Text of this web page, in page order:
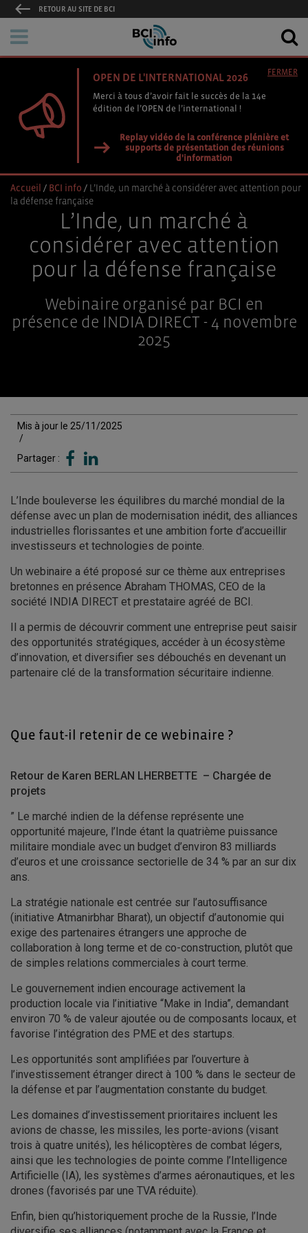
RETOUR AU SITE DE BCI
OPEN DE L'INTERNATIONAL 2026
Merci à tous d’avoir fait le succès de la 14e
édition de l’OPEN de l’international !
Replay vidéo de la conférence plénière et
supports de présentation des réunions
d'information
FERMER
Accueil / BCI info / L’Inde, un marché à considérer avec attention pour
la défense française
L’Inde, un marché à
considérer avec attention
pour la défense française
Webinaire organisé par BCI en
présence de INDIA DIRECT - 4 novembre
2025
Mis à jour le 25/11/2025
/
Partager :
L’Inde bouleverse les équilibres du marché mondial de la
défense avec un plan de modernisation inédit, des alliances
industrielles florissantes et une ambition forte d’accueillir
investisseurs et technologies de pointe.
Un webinaire a été proposé sur ce thème aux entreprises
bretonnes en présence Abraham THOMAS, CEO de la
société INDIA DIRECT et prestataire agréé de BCI.
Il a permis de découvrir comment une entreprise peut saisir
des opportunités stratégiques, accéder à un écosystème
d’innovation, et diversifier ses débouchés en devenant un
partenaire clé de la transformation sécuritaire indienne.
Que faut-il retenir de ce webinaire ?
Retour de Karen BERLAN LHERBETTE – Chargée de
projets
” Le marché indien de la défense représente une
opportunité majeure, l’Inde étant la quatrième puissance
militaire mondiale avec un budget d’environ 83 milliards
d’euros et une croissance sectorielle de 34 % par an sur dix
ans.
La stratégie nationale est centrée sur l’autosuffisance
(initiative Atmanirbhar Bharat), un objectif d’autonomie qui
exige des partenaires étrangers une approche de
collaboration à long terme et de co-construction, plutôt que
de simples relations commerciales à court terme.
Le gouvernement indien encourage activement la
production locale via l’initiative “Make in India”, demandant
environ 70 % de valeur ajoutée ou de composants locaux, et
favorise l’intégration des PME et des startups.
Les opportunités sont amplifiées par l’ouverture à
l’investissement étranger direct à 100 % dans le secteur de
la défense et par l’augmentation constante du budget.
Les domaines d’investissement prioritaires incluent les
avions de chasse, les missiles, les porte-avions (visant
trois à quatre unités), les hélicoptères de combat légers,
ainsi que les technologies de pointe comme l’Intelligence
Artificielle (IA), les systèmes d’armes aéronautiques, et les
drones (favorisés par une TVA réduite).
Enfin, bien qu’historiquement proche de la Russie, l’Inde